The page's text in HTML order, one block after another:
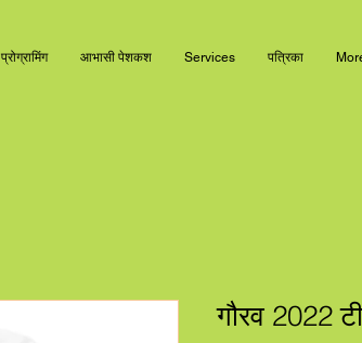
प्रोग्रामिंग आभासी पेशकश Services पत्रिका
गौरव 2022